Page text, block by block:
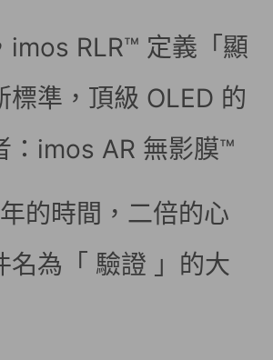
imos RLR™ 定義「顯
標準，頂級 OLED 的
：imos AR 無影膜™
的時間，二倍的心
名為「 驗證 」的大